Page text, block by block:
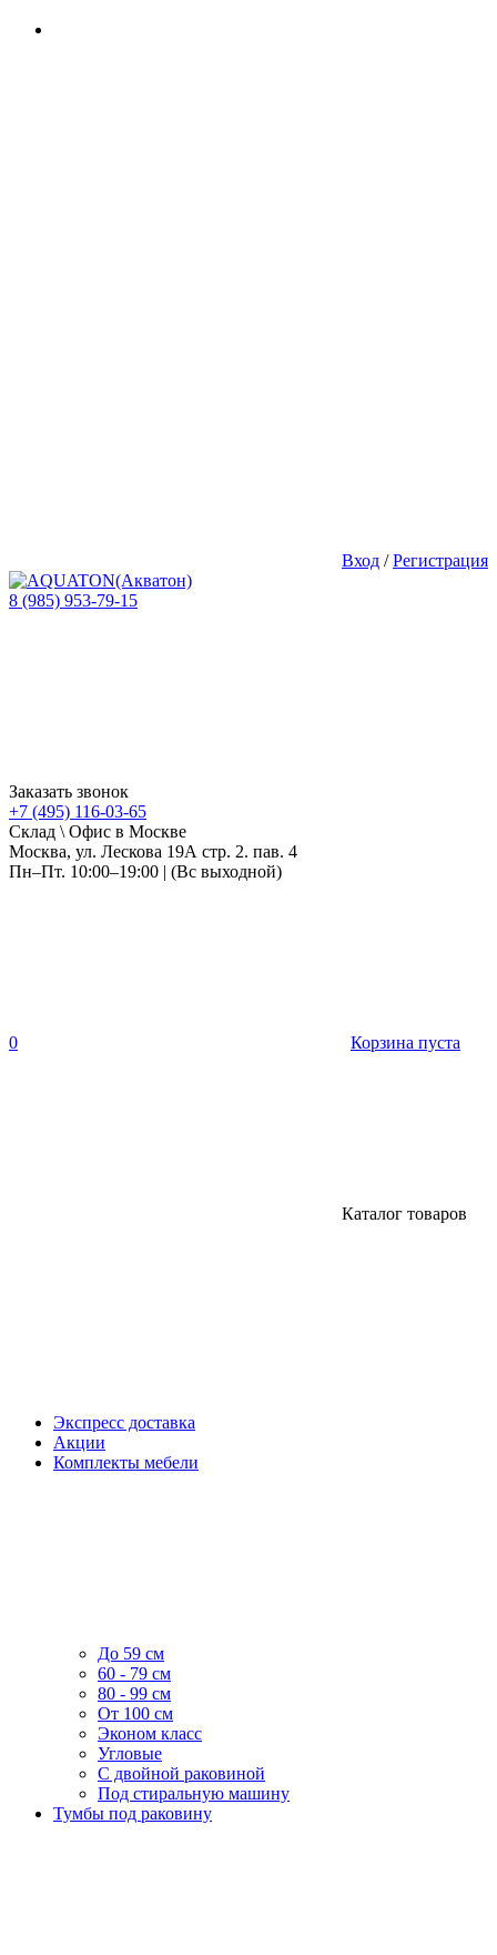
Вход /Регистрация
8 (985) 953-79-15
Заказать звонок
+7 (495) 116-03-65
Склад \ Офис в Москве
Москва, ул. Лескова 19А стр. 2. пав. 4
Пн–Пт. 10:00–19:00 | (Вс выходной)
0 Корзина пуста
Каталог товаров
Экспресс доставка
Акции
Комплекты мебели
До 59 см
60 - 79 см
80 - 99 см
От 100 см
Эконом класс
Угловые
С двойной раковиной
Под стиральную машину
Тумбы под раковину